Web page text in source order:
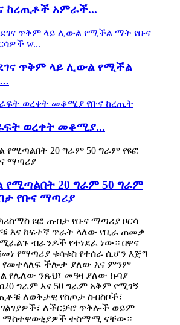
ከረጢቶች አምራች...
ጥቅም ላይ ሊውል የሚችል
ወረቀት መቆሚያ...
የሚጣልበት 20 ግራም 50 ግራም
የቡና ማጣሪያ
ዩፎ ጠብታ የቡና ማጣሪያ ቦርሳ
እና ከፍተኛ ጥራት ላለው የቢራ ጠመቃ
ብራንዶች የተነደፈ ነው። በዋና
የማጣሪያ ቁሳቁስ የተሰራ ሲሆን እጅግ
የመተላለፍ ችሎታ ያለው እና ምንም
የሌለው ንጹህ፣ መዓዛ ያለው ኩባያ
ግራም እና 50 ግራም አቅም የሚገኝ
ለወቅታዊ የስጦታ ስብስቦች፣
ለችርቻሮ ጥቅሎች ወይም
ማስተዋወቂያዎች ተስማሚ ናቸው።